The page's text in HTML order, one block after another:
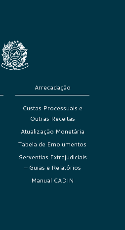
Arrecadação
Custas Processuais e
Outras Receitas
Atualização Monetária
Tabela de Emolumentos
Serventias Extrajudiciais
– Guias e Relatórios
Manual CADIN